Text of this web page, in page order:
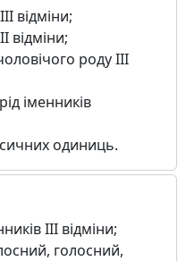
відміни;
відміни;
роду III
іменників
одиниць.
III відміни;
голосний,